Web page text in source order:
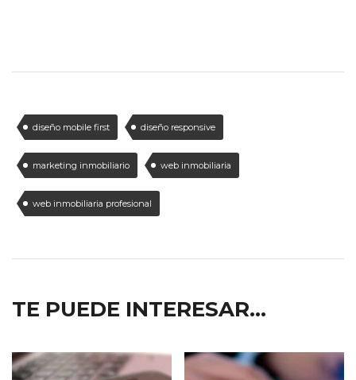
diseño mobile first diseño responsive
marketing inmobiliario web inmobiliaria
web inmobiliaria profesional
TE PUEDE INTERESAR...